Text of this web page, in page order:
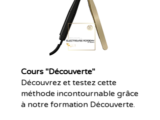
Cours "Découverte"
Découvrez et testez cette
méthode incontournable grâce
à notre formation Découverte.